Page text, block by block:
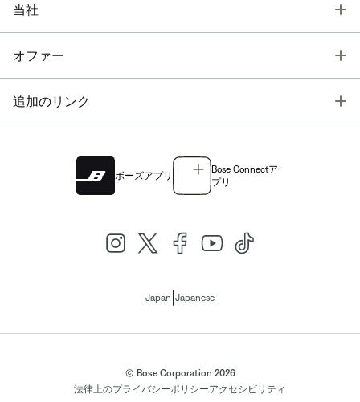
当社
オファー
追加のリンク
ボーズアプリ
Bose Connectア
プリ
Japan Japanese
© Bose Corporation 2026
法律上のプライバシーポリシーアクセシビリティ